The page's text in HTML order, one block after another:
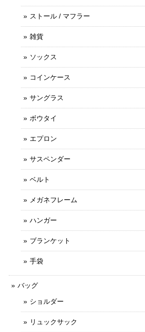
ストール / マフラー
雑貨
ソックス
コインケース
サングラス
ボウタイ
エプロン
サスペンダー
ベルト
メガネフレーム
ハンガー
ブランケット
手袋
バッグ
ショルダー
リュックサック